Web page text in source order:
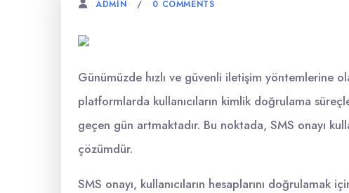
ADMIN 0 COMMENTS
Günümüzde hızlı ve güvenli iletişim yöntemlerine
platformlarda kullanıcıların kimlik doğrulama
geçen gün artmaktadır. Bu noktada, SMS onayı
çözümdür.
SMS onayı, kullanıcıların hesaplarını